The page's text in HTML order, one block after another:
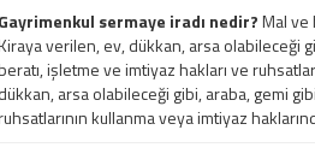
Gayrimenkul sermaye iradı nedir?Mal ve
verilen, ev, dükkan, arsa olabileceği
işletme ve imtiyaz hakları ve
dükkan, arsa olabileceği gibi, araba, gemi
kullanma veya imtiyaz